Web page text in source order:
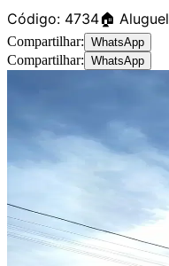
Código: 4734🏠 Aluguel
Compartilhar: WhatsApp
Compartilhar: WhatsApp